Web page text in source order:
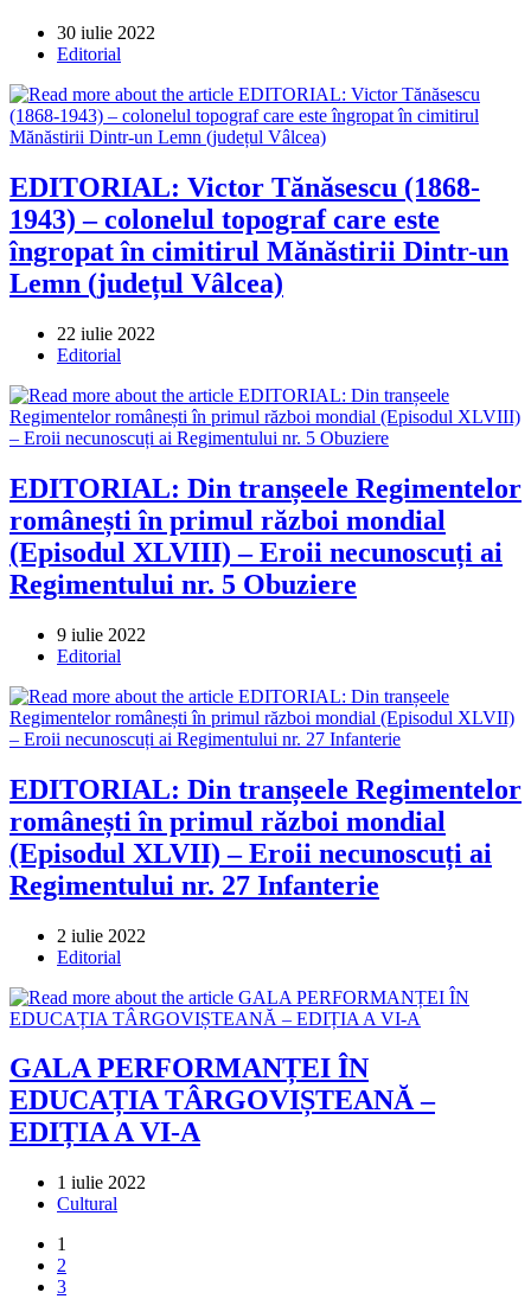
Post
published:
30 iulie 2022
Post
Editorial
EDITORIAL: Victor Tănăsescu (1868-
1943) – colonelul topograf care este
îngropat în cimitirul Mănăstirii Dintr-un
Lemn (județul Vâlcea)
Post
published:
22 iulie 2022
Post
Editorial
EDITORIAL: Din tranșeele Regimentelor
românești în primul război mondial
(Episodul XLVIII) – Eroii necunoscuți ai
Regimentului nr. 5 Obuziere
Post
published:
9 iulie 2022
Post
Editorial
EDITORIAL: Din tranșeele Regimentelor
românești în primul război mondial
(Episodul XLVII) – Eroii necunoscuți ai
Regimentului nr. 27 Infanterie
Post
published:
2 iulie 2022
Post
Editorial
GALA PERFORMANȚEI ÎN
EDUCAȚIA TÂRGOVIȘTEANĂ –
EDIȚIA A VI-A
Post
published:
1 iulie 2022
Post
Cultural
1
2
3